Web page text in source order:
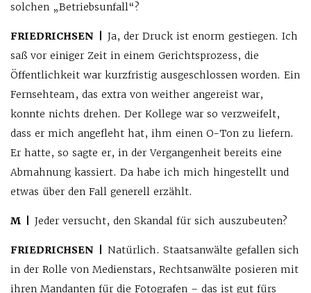
solchen „Betriebsunfall“?
FRIEDRICHSEN |
Ja, der Druck ist enorm gestiegen. Ich
saß vor einiger Zeit in einem Gerichtsprozess, die
Öffentlichkeit war kurzfristig ausgeschlossen worden. Ein
Fernsehteam, das extra von weither angereist war,
konnte nichts drehen. Der Kollege war so verzweifelt,
dass er mich angefleht hat, ihm einen O-Ton zu liefern.
Er hatte, so sagte er, in der Vergangenheit bereits eine
Abmahnung kassiert. Da habe ich mich hingestellt und
etwas über den Fall generell erzählt.
M | Jeder versucht, den Skandal für sich auszubeuten?
FRIEDRICHSEN |
Natürlich. Staatsanwälte gefallen sich
in der Rolle von Medienstars, Rechtsanwälte posieren mit
ihren Mandanten für die Fotografen – das ist gut fürs